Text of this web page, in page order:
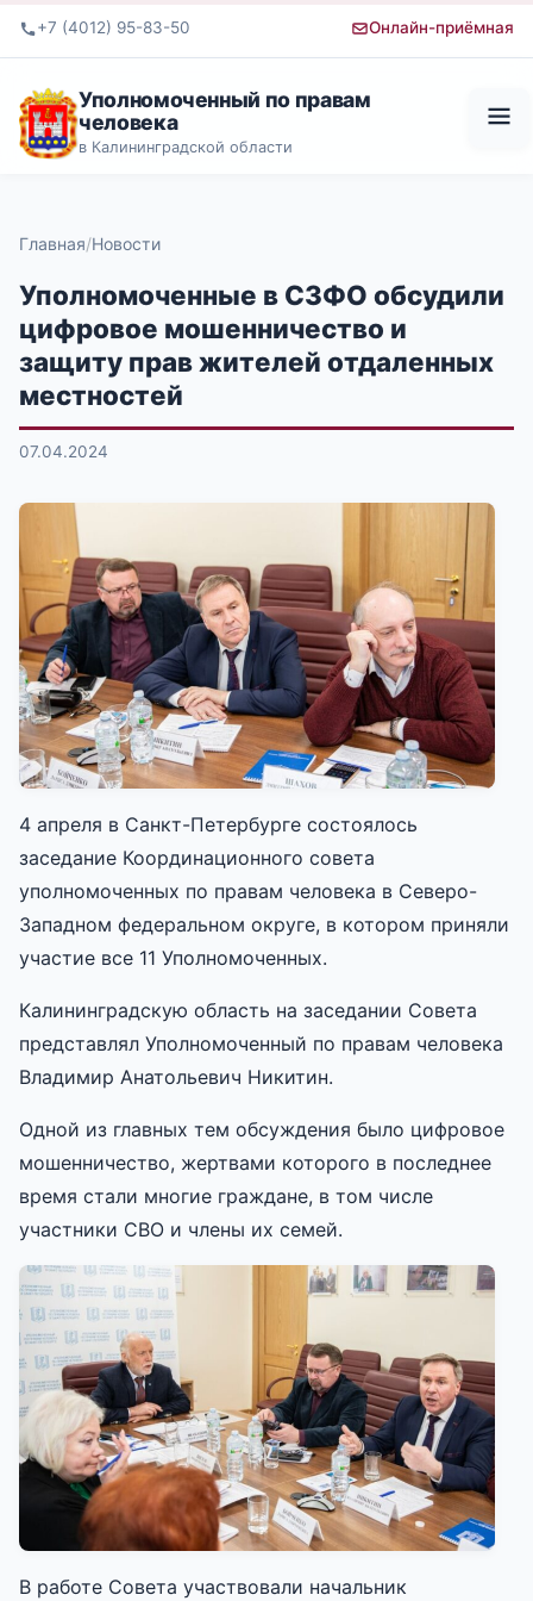
+7 (4012) 95-83-50 Онлайн-приёмная
Уполномоченный по правам
человека
в Калининградской области
Главная Новости
Уполномоченные в СЗФО обсудили
цифровое мошенничество и
защиту прав жителей отдаленных
местностей
07.04.2024
4 апреля в Санкт-Петербурге состоялось
заседание Координационного совета
уполномоченных по правам человека в Северо-
Западном федеральном округе, в котором приняли
участие все 11 Уполномоченных.
Калининградскую область на заседании Совета
представлял Уполномоченный по правам человека
Владимир Анатольевич Никитин.
Одной из главных тем обсуждения было цифровое
мошенничество, жертвами которого в последнее
время стали многие граждане, в том числе
участники СВО и члены их семей.
В работе Совета участвовали начальник